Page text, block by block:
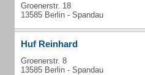
Groenerstr. 18
13585 Berlin - Spandau
Huf Reinhard
Groenerstr. 8
13585 Berlin - Spandau